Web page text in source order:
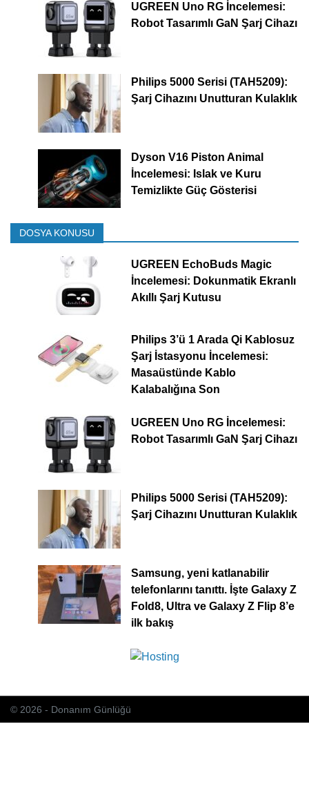
UGREEN Uno RG İncelemesi:
Robot Tasarımlı GaN Şarj Cihazı
Philips 5000 Serisi (TAH5209):
Şarj Cihazını Unutturan Kulaklık
Dyson V16 Piston Animal
İncelemesi: Islak ve Kuru
Temizlikte Güç Gösterisi
DOSYA KONUSU
UGREEN EchoBuds Magic
İncelemesi: Dokunmatik Ekranlı
Akıllı Şarj Kutusu
Philips 3’ü 1 Arada Qi Kablosuz
Şarj İstasyonu İncelemesi:
Masaüstünde Kablo
Kalabalığına Son
UGREEN Uno RG İncelemesi:
Robot Tasarımlı GaN Şarj Cihazı
Philips 5000 Serisi (TAH5209):
Şarj Cihazını Unutturan Kulaklık
Samsung, yeni katlanabilir
telefonlarını tanıttı. İşte Galaxy Z
Fold8, Ultra ve Galaxy Z Flip 8’e
ilk bakış
© 2026 - Donanım Günlüğü